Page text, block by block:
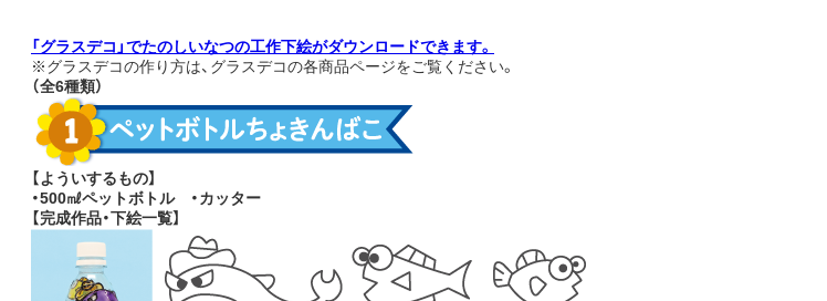
「グラスデコ」でたのしいなつの工作下絵がダウンロードできます。
※グラスデコの作り方は、グラスデコの各商品ページをご覧ください。
（全6種類）
【よういするもの】
・500㎖ペットボトル ・カッター
【完成作品・下絵一覧】